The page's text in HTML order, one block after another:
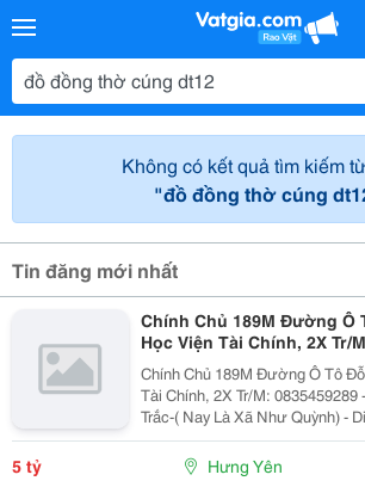
Không có kết quả tìm kiếm
"đồ đồng thờ cúng
Tin đăng mới nhất
Chính Chủ 189M Đường Ô
Học Viện Tài Chính, 2X Tr/
Chính Chủ 189M Đường Ô Tô
Tài Chính, 2X Tr/M: 0835459289 - Vị Trí Tuấn Dị -Trưng
Trắc-( Nay Là Xã Như Quỳnh) - Diện Tích 189M2 Mặt
Tiền 9M Nở Hậu - Chỉ 3 Bc Chân Ra Chợ Tuấn Dị Ql
5 tỷ Hưng Yên